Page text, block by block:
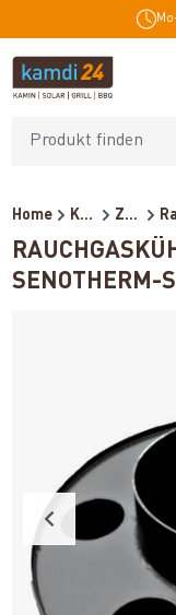
Home Kaminzubehör Zubehör Schornsteine
SENOTHERM-